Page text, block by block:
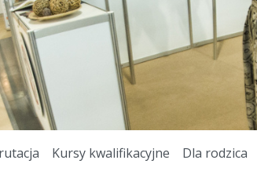
Kursy kwalifikacyjne Dla rodzica